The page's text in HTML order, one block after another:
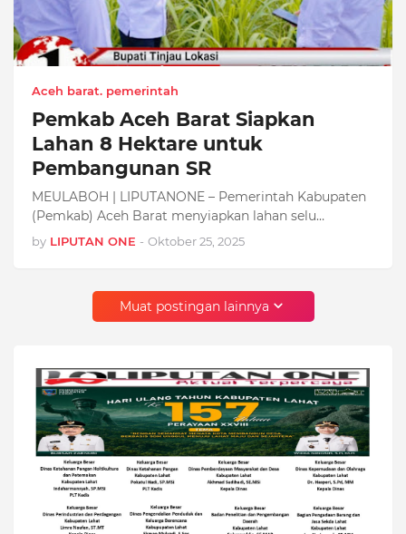
Aceh barat. pemerintah
Pemkab Aceh Barat Siapkan
Lahan 8 Hektare untuk
Pembangunan SR
MEULABOH | LIPUTANONE – Pemerintah Kabupaten
(Pemkab) Aceh Barat menyiapkan lahan selu…
by LIPUTAN ONE - Oktober 25, 2025
Muat postingan lainnya